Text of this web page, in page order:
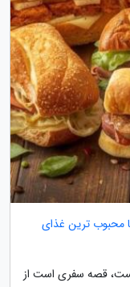
ساندویچ؛ از لقمه ای ساده در قرن 18 تا محبوب ترین غذای
قصه سفری است از